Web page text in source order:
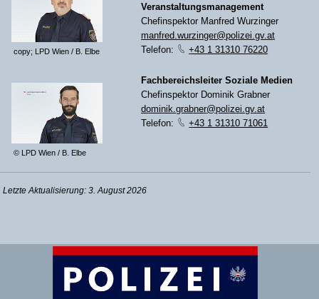
copy; LPD Wien / B. Elbe
Veranstaltungsmanagement
Chefinspektor Manfred Wurzinger
manfred.wurzinger@polizei.gv.at
Telefon:
+43 1 31310 76220
© LPD Wien / B. Elbe
Fachbereichsleiter Soziale Medien
Chefinspektor Dominik Grabner
dominik.grabner@polizei.gv.at
Telefon:
+43 1 31310 71061
Letzte Aktualisierung: 3. August 2026